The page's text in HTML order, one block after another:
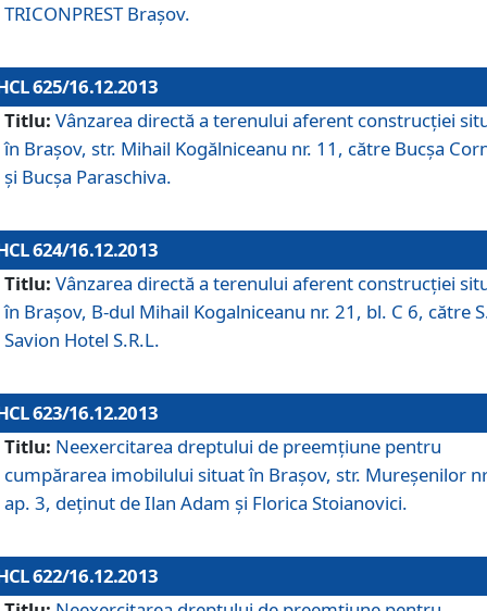
TRICONPREST Braşov.
625/16.12.2013
Titlu: Vânzarea directă a terenului aferent construcţiei
în Braşov, str. Mihail Kogălniceanu nr. 11, către Bucşa
şi Bucşa Paraschiva.
624/16.12.2013
Titlu: Vânzarea directă a terenului aferent construcţiei
în Braşov, B-dul Mihail Kogalniceanu nr. 21, bl. C 6, către
Savion Hotel S.R.L.
623/16.12.2013
Titlu: Neexercitarea dreptului de preemţiune pentru
cumpărarea imobilului situat în Braşov, str. Mureşenilor
ap. 3, deţinut de Ilan Adam şi Florica Stoianovici.
622/16.12.2013